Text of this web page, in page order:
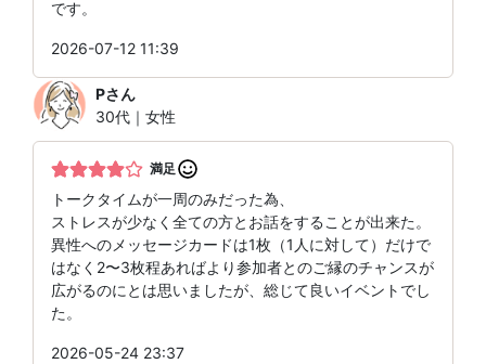
です。
2026-07-12 11:39
Pさん
30代｜女性
満足
トークタイムが一周のみだった為、
ストレスが少なく全ての方とお話をすることが出来た。
異性へのメッセージカードは1枚（1人に対して）だけで
はなく2〜3枚程あればより参加者とのご縁のチャンスが
広がるのにとは思いましたが、総じて良いイベントでし
た。
2026-05-24 23:37